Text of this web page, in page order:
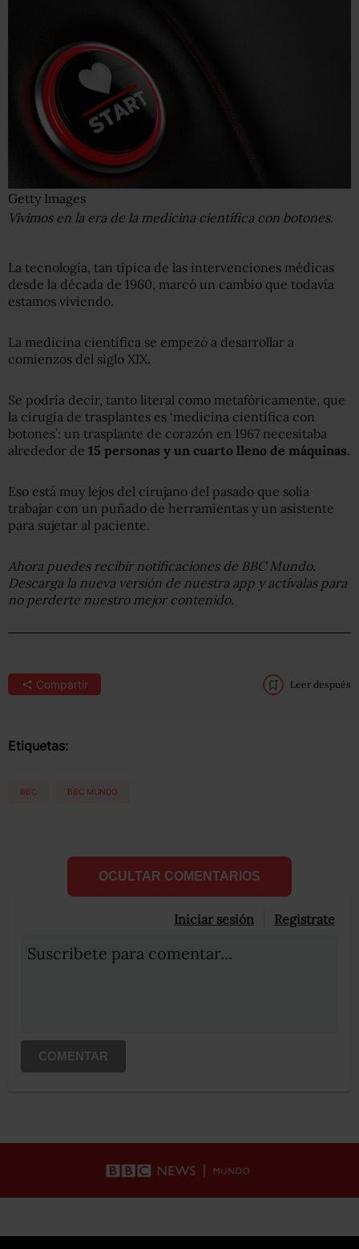
Getty Images
Vivimos en la era de la medicina científica con botones.
La tecnología, tan típica de las intervenciones médicas
desde la década de 1960, marcó un cambio que todavía
estamos viviendo.
La medicina científica se empezó a desarrollar a
comienzos del siglo XIX.
Se podría decir, tanto literal como metafóricamente, que
la cirugía de trasplantes es ‘medicina científica con
botones’: un trasplante de corazón en 1967 necesitaba
alrededor de 15 personas y un cuarto lleno de máquinas.
Eso está muy lejos del cirujano del pasado que solía
trabajar con un puñado de herramientas y un asistente
para sujetar al paciente.
Ahora puedes recibir notificaciones de BBC Mundo.
Descarga la nueva versión de nuestra app y actívalas para
no perderte nuestro mejor contenido.
Compartir Leer después
Etiquetas:
BBC BBC MUNDO
OCULTAR COMENTARIOS
Iniciar sesión Registrate
Suscribete para comentar...
COMENTAR